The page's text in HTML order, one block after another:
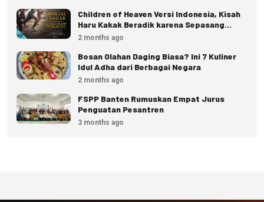
Children of Heaven Versi Indonesia, Kisah
Haru Kakak Beradik karena Sepasang
Sepatu
2 months ago
Bosan Olahan Daging Biasa? Ini 7 Kuliner
Idul Adha dari Berbagai Negara
2 months ago
FSPP Banten Rumuskan Empat Jurus
Penguatan Pesantren
3 months ago